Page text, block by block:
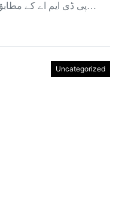
پی ڈی ایم اے کے مطابق گزشتہ 24 گھنٹوں میں سیلاب کے…
Uncategorized